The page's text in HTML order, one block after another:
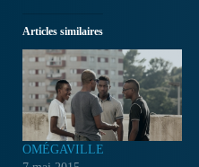
Articles similaires
OMÉGAVILLE